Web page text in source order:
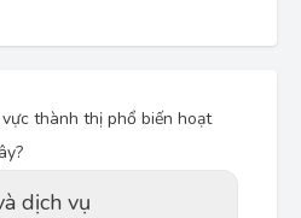
thành thị phổ biến hoạt
dịch vụ